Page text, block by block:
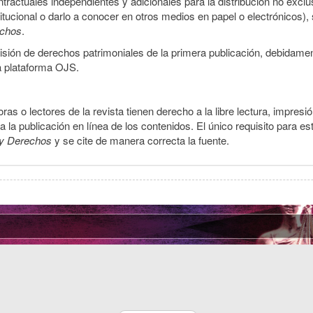
o darlo a conocer en otros medios en papel o
.
de derechos patrimoniales de la primera publicación,
plataforma OJS.
o lectores de la revista tienen derecho a la libre lectura,
publicación en línea de los contenidos. El único requisito para
Derechos y se cite de manera correcta la fuente.